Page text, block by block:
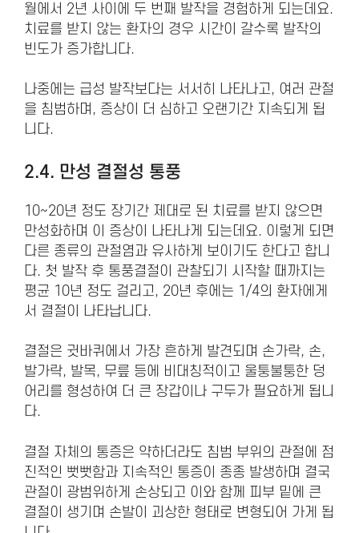
월에서 2년 사이에 두 번째 발작을 경험하게 되는데요.
치료를 받지 않는 환자의 경우 시간이 갈수록 발작의
빈도가 증가합니다.
나중에는 급성 발작보다는 서서히 나타나고, 여러 관절
을 침범하며, 증상이 더 심하고 오랜기간 지속되게 됩
니다.
2.4. 만성 결절성 통풍
10~20년 정도 장기간 제대로 된 치료를 받지 않으면
만성화하며 이 증상이 나타나게 되는데요. 이렇게 되면
다른 종류의 관절염과 유사하게 보이기도 한다고 합니
다. 첫 발작 후 통풍결절이 관찰되기 시작할 때까지는
평균 10년 정도 걸리고, 20년 후에는 1/4의 환자에게
서 결절이 나타납니다.
결절은 귓바퀴에서 가장 흔하게 발견되며 손가락, 손,
발가락, 발목, 무릎 등에 비대칭적이고 울퉁불퉁한 덩
어리를 형성하여 더 큰 장갑이나 구두가 필요하게 됩니
다.
결절 자체의 통증은 약하더라도 침범 부위의 관절에 점
진적인 뻣뻣함과 지속적인 통증이 종종 발생하며 결국
관절이 광범위하게 손상되고 이와 함께 피부 밑에 큰
결절이 생기며 손발이 괴상한 형태로 변형되어 가게 됩